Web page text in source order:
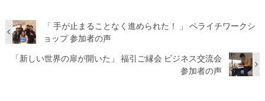
「 手が止まることなく進められた！ 」 ペライチワークシ
ョップ 参加者の声
「新しい世界の扉が開いた」 福引ご縁会 ビジネス交流会
参加者の声